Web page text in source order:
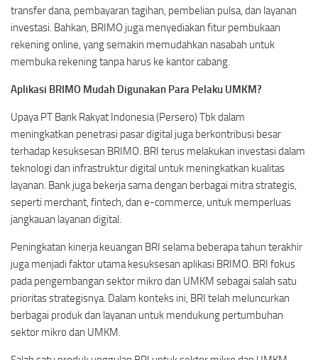
transfer dana, pembayaran tagihan, pembelian pulsa, dan layanan
investasi. Bahkan, BRIMO juga menyediakan fitur pembukaan
rekening online, yang semakin memudahkan nasabah untuk
membuka rekening tanpa harus ke kantor cabang.
Aplikasi BRIMO Mudah Digunakan Para Pelaku UMKM?
Upaya PT Bank Rakyat Indonesia (Persero) Tbk dalam
meningkatkan penetrasi pasar digital juga berkontribusi besar
terhadap kesuksesan BRIMO. BRI terus melakukan investasi dalam
teknologi dan infrastruktur digital untuk meningkatkan kualitas
layanan. Bank juga bekerja sama dengan berbagai mitra strategis,
seperti merchant, fintech, dan e-commerce, untuk memperluas
jangkauan layanan digital.
Peningkatan kinerja keuangan BRI selama beberapa tahun terakhir
juga menjadi faktor utama kesuksesan aplikasi BRIMO. BRI fokus
pada pengembangan sektor mikro dan UMKM sebagai salah satu
prioritas strategisnya. Dalam konteks ini, BRI telah meluncurkan
berbagai produk dan layanan untuk mendukung pertumbuhan
sektor mikro dan UMKM.